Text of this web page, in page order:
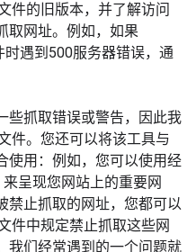
件的旧版本，并了解访问
取网址。例如，如果
遇到500服务器错误，通
些抓取错误或警告，因此我
件。您还可以将该工具与
使用：例如，您可以使用经
来呈现您网站上的重要网
禁止抓取的网址，您都可以
件中规定禁止抓取这些网
我们经常遇到的一个问题就